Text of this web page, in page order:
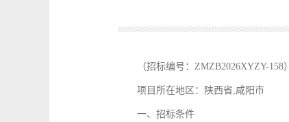
（招标编号：ZMZB2026XYZY-158）
项目所在地区：陕西省,咸阳市
一、招标条件